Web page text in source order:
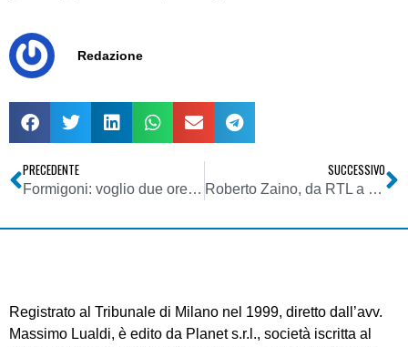
Redazione
PRECEDENTE
Formigoni: voglio due ore in tv per rispondere alla Gabanelli
SUCCESSIVO
Roberto Zaino, da RTL a Worldspace Italia
Registrato al Tribunale di Milano nel 1999, diretto dall’avv.
Massimo Lualdi, è edito da Planet s.r.l., società iscritta al